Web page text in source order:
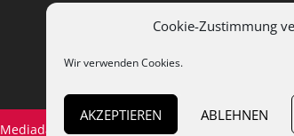
Cookie-Zustimmung
Wir verwenden Cookies.
AKZEPTIEREN ABLEHNEN
Expertise & Technik
Mediadaten Datenschutz